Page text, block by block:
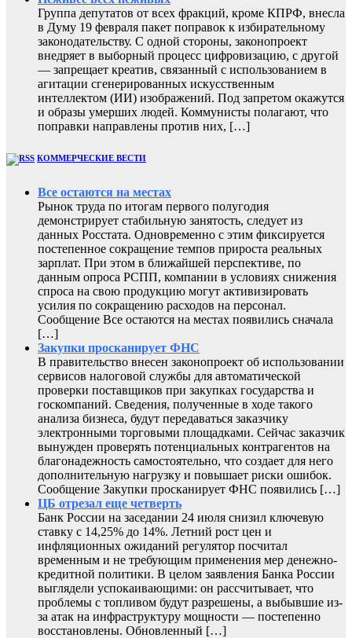
Группа депутатов от всех фракций, кроме КПРФ, внесла
в Думу 19 февраля пакет поправок к избирательному
законодательству. С одной стороны, законопроект
внедряет в выборный процесс цифровизацию, с другой
— запрещает креатив, связанный с использованием в
агитации сгенерированных искусственным
интеллектом (ИИ) изображений. Под запретом окажутся
и образы умерших людей. Коммунисты полагают, что
поправки направлены против них, […]
КОММЕРЧЕСКИЕ ВЕСТИ
Все остаются на местах
Рынок труда по итогам первого полугодия
демонстрирует стабильную занятость, следует из
данных Росстата. Одновременно с этим фиксируется
постепенное сокращение темпов прироста реальных
зарплат. При этом в ближайшей перспективе, по
данным опроса РСПП, компании в условиях снижения
спроса на свою продукцию могут активизировать
усилия по сокращению расходов на персонал.
Сообщение Все остаются на местах появились сначала
[…]
Закупки просканирует ФНС
В правительство внесен законопроект об использовании
сервисов налоговой службы для автоматической
проверки поставщиков при закупках государства и
госкомпаний. Сведения, полученные в ходе такого
анализа бизнеса, будут передаваться заказчику
электронными торговыми площадками. Сейчас заказчик
вынужден проверять потенциальных контрагентов на
благонадежность самостоятельно, что создает для него
дополнительную нагрузку и повышает риски ошибок.
Сообщение Закупки просканирует ФНС появились […]
ЦБ отрезал еще четверть
Банк России на заседании 24 июля снизил ключевую
ставку с 14,25% до 14%. Летний рост цен и
инфляционных ожиданий регулятор посчитал
временным и не требующим применения мер денежно-
кредитной политики. В целом заявления Банка России
выглядели успокаивающими: он рассчитывает, что
проблемы с топливом будут разрешены, а выбывшие из-
за атак на инфраструктуру мощности — постепенно
восстановлены. Обновленный […]